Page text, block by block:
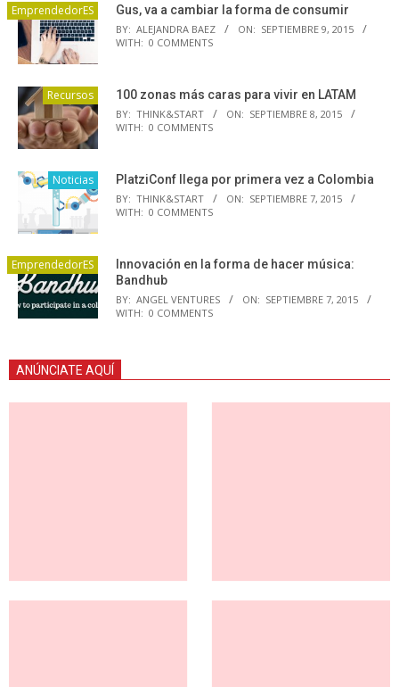
EmprendedorES Gus, va a cambiar la forma de consumir
BY: ALEJANDRA BAEZ ON: SEPTIEMBRE 9, 2015
WITH: 0 COMMENTS
Recursos 100 zonas más caras para vivir en LATAM
BY: THINK&START ON: SEPTIEMBRE 8, 2015
WITH: 0 COMMENTS
Noticias PlatziConf llega por primera vez a Colombia
BY: THINK&START ON: SEPTIEMBRE 7, 2015
WITH: 0 COMMENTS
EmprendedorES
Innovación en la forma de hacer música:
Bandhub
BY: ANGEL VENTURES ON: SEPTIEMBRE 7, 2015
WITH: 0 COMMENTS
ANÚNCIATE AQUÍ